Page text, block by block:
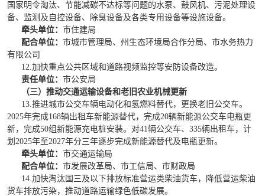
国家明令淘汰、节能减碳不达标等问题的水泵、鼓风机、污泥处理设
备、监测及自控设备、除臭设备及各类专用设备等设施设备。
牵头单位： 市住建局
配合单位： 市城市管理局、州生态环境局合作分局、市水务热力
有限公司
12.加快重点公共区域和道路视频监控等安防设备改造。
责任单位： 市公安局
（三）推动交通运输设备和老旧农业机械更新
13.推进城市公交车辆电动化和氢燃料替代，更换老旧公交车。
2025年完成168辆出租车新能源替代， 完成20辆新能源公交车电瓶更
新， 完成50组新能源充电桩安装。 对41辆公交车、335辆出租车，计
划2025年至2027年分三年逐步完成新能源替代及电瓶更新。
牵头单位： 市交通运输局
配合单位： 市发展改革局、市工信局、市财政局
14.加快淘汰国三及以下排放标准营运类柴油货车，降低营运柴油
货车排放污染，推动道路运输绿色低碳发展。